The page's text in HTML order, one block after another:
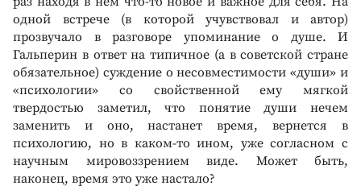
одной встрече (в которой учувствовал и автор)
прозвучало в разговоре упоминание о душе. И
Гальперин в ответ на типичное (а в советской стране
обязательное) суждение о несовместимости «души» и
«психологии» со свойственной ему мягкой
твердостью заметил, что понятие души нечем
заменить и оно, настанет время, вернется в
психологию, но в каком-то ином, уже согласном с
научным мировоззрением виде. Может быть,
наконец, время это уже настало?